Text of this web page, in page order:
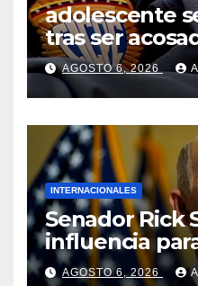
adolescente
tras ser
por la pareja
AGOSTO 6, 2026
INTERNACIONALES
Senador Rick
influencia
elecciones en
AGOSTO 6, 2026